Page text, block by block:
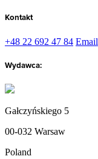
Kontakt
+48 22 692 47 84 Email
Wydawca:
Gałczyńskiego 5
00-032 Warsaw
Poland